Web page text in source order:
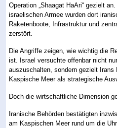
Operation „Shaagat HaAri“ gezielt
israelischen Armee wurden dort
Raketenboote, Infrastruktur und
zerstört.
Die Angriffe zeigen, wie wichtig die
ist. Israel versuchte offenbar nicht
auszuschalten, sondern gezielt
Kaspische Meer als strategische
Doch die wirtschaftliche Dimension
Iranische Behörden bestätigten
am Kaspischen Meer rund um die